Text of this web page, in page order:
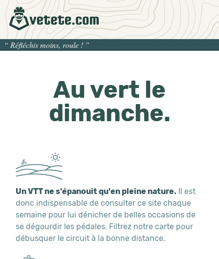
“ Réfléchis moins, roule ! ”
Au vert le
dimanche.
Un VTT ne s'épanouit qu'en pleine nature. Il est
donc indispensable de consulter ce site chaque
semaine pour lui dénicher de belles occasions de
se dégourdir les pédales. Filtrez notre carte pour
débusquer le circuit à la bonne distance.